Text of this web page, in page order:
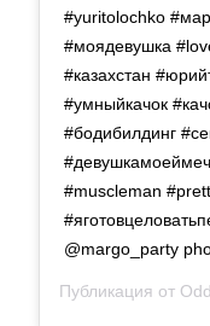
#yuritolochko
#моядевушка
#казахстан
#умныйкачок
#бодибилдинг
#muscleman
@margo_party
Публикация от